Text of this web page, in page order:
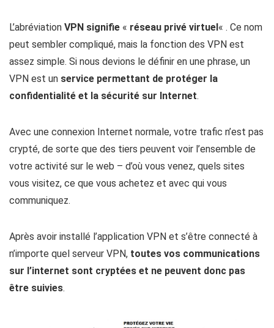
L’abréviation VPN signifie « réseau privé virtuel« . Ce nom
peut sembler compliqué, mais la fonction des VPN est
assez simple. Si nous devions le définir en une phrase, un
VPN est un service permettant de protéger la
confidentialité et la sécurité sur Internet.
Avec une connexion Internet normale, votre trafic n’est pas
crypté, de sorte que des tiers peuvent voir l’ensemble de
votre activité sur le web – d’où vous venez, quels sites
vous visitez, ce que vous achetez et avec qui vous
communiquez.
Après avoir installé l’application VPN et s’être connecté à
n’importe quel serveur VPN, toutes vos communications
sur l’internet sont cryptées et ne peuvent donc pas
être suivies.